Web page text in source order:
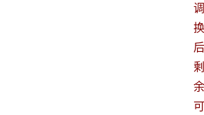
调
换
后
剩
余
可